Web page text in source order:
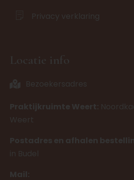
Privacy verklaring
Locatie info
Bezoekersadres
Praktijkruimte Weert:
Weert
Postadres en afhalen
in Budel
Mail: